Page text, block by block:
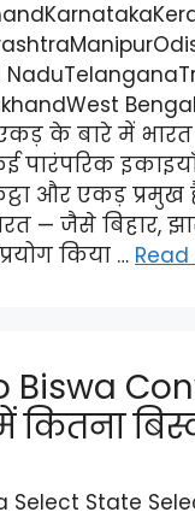
के बारे में
पारंपरिक
और एकड़ प्रमुख
— जैसे बिहार,
किया …
Biswa
Select State